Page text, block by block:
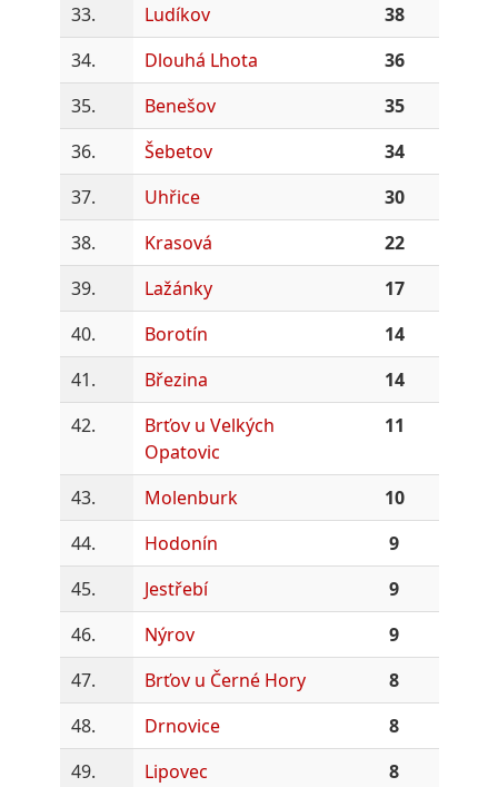
33.
Ludíkov
38
34.
Dlouhá Lhota
36
35.
Benešov
35
36.
Šebetov
34
37.
Uhřice
30
38.
Krasová
22
39.
Lažánky
17
40.
Borotín
14
41.
Březina
14
42.
Brťov u Velkých
Opatovic
11
43. Molenburk
10
44.
Hodonín
9
45.
Jestřebí
9
46.
Nýrov
9
47.
Brťov u Černé Hory
8
48.
Drnovice
8
49.
Lipovec 8